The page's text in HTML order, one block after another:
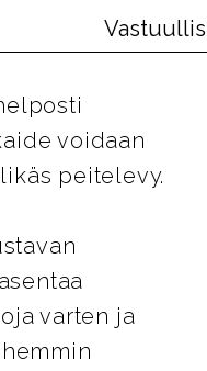
voidaan
peitelevy.
varten ja